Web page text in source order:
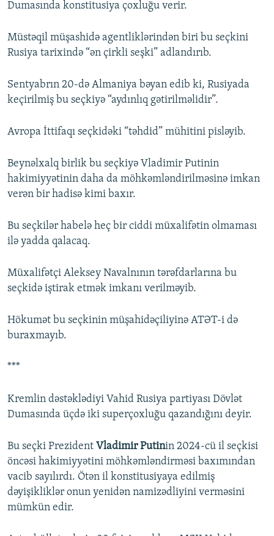
Dumasında konstitusiya çoxluğu verir.
Müstəqil müşashidə agentliklərindən biri bu seçkini
Rusiya tarixində “ən çirkli seşki” adlandırıb.
Sentyabrın 20-də Almaniya bəyan edib ki, Rusiyada
keçirilmiş bu seçkiyə “aydınlıq gətirilməlidir”.
Avropa İttifaqı seçkidəki “təhdid” mühitini pisləyib.
Beynəlxalq birlik bu seçkiyə Vladimir Putinin
hakimiyyətinin daha da möhkəmləndirilməsinə imkan
verən bir hadisə kimi baxır.
Bu seçkilər habelə heç bir ciddi müxalifətin olmaması
ilə yadda qalacaq.
Müxalifətçi Aleksey Navalnının tərəfdarlarına bu
seçkidə iştirak etmək imkanı verilməyib.
Hökumət bu seçkinin müşahidəçiliyinə ATƏT-i də
buraxmayıb.
***
Kremlin dəstəklədiyi Vahid Rusiya partiyası Dövlət
Dumasında üçdə iki superçoxluğu qazandığını deyir.
Bu seçki Prezident Vladimir Putinin 2024-cü il seçkisi
öncəsi hakimiyyətini möhkəmləndirməsi baxımından
vacib sayılırdı. Ötən il konstitusiyaya edilmiş
dəyişikliklər onun yenidən namizədliyini verməsini
mümkün edir.